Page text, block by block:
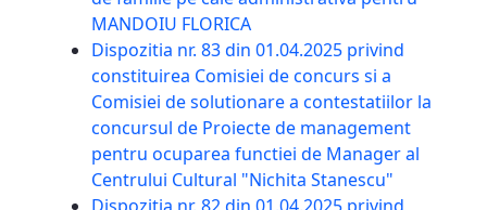
MANDOIU FLORICA
Dispozitia nr. 83 din 01.04.2025 privind
constituirea Comisiei de concurs si a
Comisiei de solutionare a contestatiilor la
concursul de Proiecte de management
pentru ocuparea functiei de Manager al
Centrului Cultural "Nichita Stanescu"